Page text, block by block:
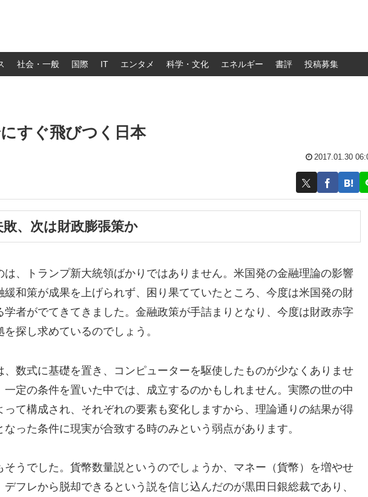
社会・一般 国際 IT エンタメ 科学・文化 エネルギー 書評 投稿募集
すぐ飛びつく日本
2017.01.30
、次は財政膨張策か
は、トランプ新大統領ばかりではありません。米国発の金融理論の影響
緩和策が成果を上げられず、困り果てていたところ、今度は米国発の財
学者がでてきてきました。金融政策が手詰まりとなり、今度は財政赤字
探し求めているのでしょう。
、数式に基礎を置き、コンピューターを駆使したものが少なくありませ
一定の条件を置いた中では、成立するのかもしれません。実際の世の中
って構成され、それぞれの要素も変化しますから、理論通りの結果が得
なった条件に現実が合致する時のみという弱点があります。
そうでした。貨幣数量説というのでしょうか、マネー（貨幣）を増やせ
フレから脱却できるという説を信じ込んだのが黒田日銀総裁であり、